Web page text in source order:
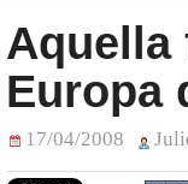
Aquella
Europa
17/04/2008